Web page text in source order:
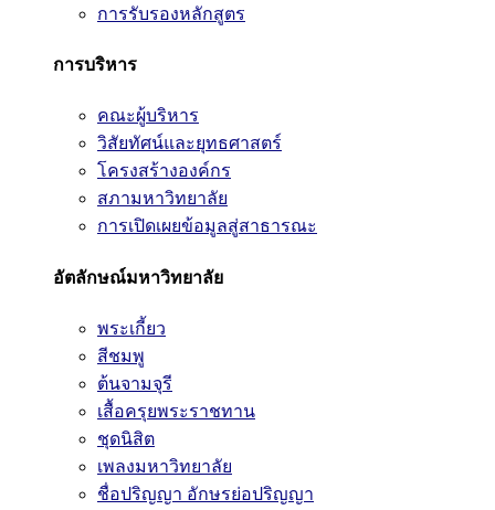
การรับรองหลักสูตร
การบริหาร
คณะผู้บริหาร
วิสัยทัศน์และยุทธศาสตร์
โครงสร้างองค์กร
สภามหาวิทยาลัย
การเปิดเผยข้อมูลสู่สาธารณะ
อัตลักษณ์มหาวิทยาลัย
พระเกี้ยว
สีชมพู
ต้นจามจุรี
เสื้อครุยพระราชทาน
ชุดนิสิต
เพลงมหาวิทยาลัย
ชื่อปริญญา อักษรย่อปริญญา